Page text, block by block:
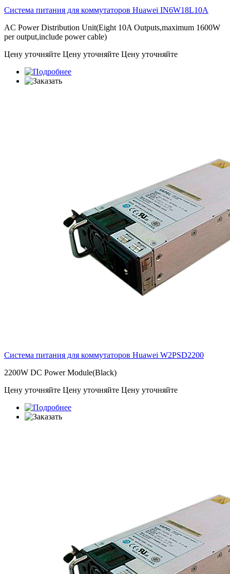
Система питания для коммутаторов Huawei IN6W18L10A
AC Power Distribution Unit(Eight 10A Outputs,maximum 1600W
per output,include power cable)
Цену уточняйте Цену уточняйте Цену уточняйте
Система питания для коммутаторов Huawei W2PSD2200
2200W DC Power Module(Black)
Цену уточняйте Цену уточняйте Цену уточняйте